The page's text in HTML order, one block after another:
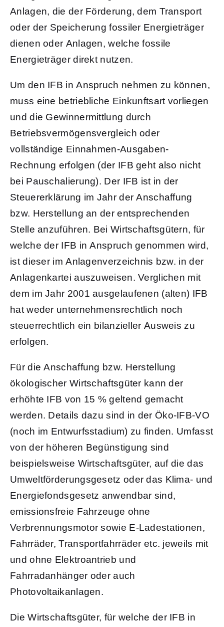
Anlagen, die der Förderung, dem Transport
oder der Speicherung fossiler Energieträger
dienen oder Anlagen, welche fossile
Energieträger direkt nutzen.
Um den IFB in Anspruch nehmen zu können,
muss eine betriebliche Einkunftsart vorliegen
und die Gewinnermittlung durch
Betriebsvermögensvergleich oder
vollständige Einnahmen-Ausgaben-
Rechnung erfolgen (der IFB geht also nicht
bei Pauschalierung). Der IFB ist in der
Steuererklärung im Jahr der Anschaffung
bzw. Herstellung an der entsprechenden
Stelle anzuführen. Bei Wirtschaftsgütern, für
welche der IFB in Anspruch genommen wird,
ist dieser im Anlagenverzeichnis bzw. in der
Anlagenkartei auszuweisen. Verglichen mit
dem im Jahr 2001 ausgelaufenen (alten) IFB
hat weder unternehmensrechtlich noch
steuerrechtlich ein bilanzieller Ausweis zu
erfolgen.
Für die Anschaffung bzw. Herstellung
ökologischer Wirtschaftsgüter kann der
erhöhte IFB von 15 % geltend gemacht
werden. Details dazu sind in der Öko-IFB-VO
(noch im Entwurfsstadium) zu finden. Umfasst
von der höheren Begünstigung sind
beispielsweise Wirtschaftsgüter, auf die das
Umweltförderungsgesetz oder das Klima- und
Energiefondsgesetz anwendbar sind,
emissionsfreie Fahrzeuge ohne
Verbrennungsmotor sowie E-Ladestationen,
Fahrräder, Transportfahrräder etc. jeweils mit
und ohne Elektroantrieb und
Fahrradanhänger oder auch
Photovoltaikanlagen.
Die Wirtschaftsgüter, für welche der IFB in